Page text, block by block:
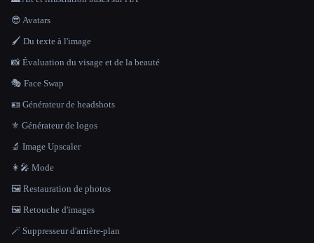
😎 Avatars
🖌️ Du texte à l'image
📸 Évaluation du visage et de la beauté
🎭 Face Swap
🪪 Générateur de headshots
⚜️ Générateur de logos
🔬 Image Upscaler
👩‍🎤 Mode
🖼️ Restauration de photos
🖼️ Retouche d'images
🪄 Suppresseur d'arrière-plan